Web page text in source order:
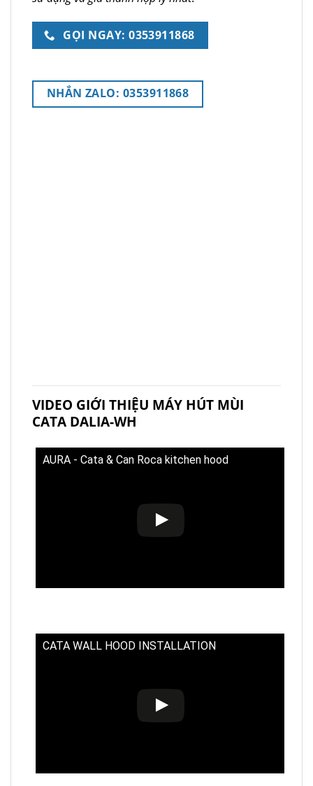
GỌI NGAY: 0353911868
NHẮN ZALO: 0353911868
VIDEO GIỚI THIỆU MÁY HÚT MÙI
CATA DALIA-WH
AURA - Cata & Can Roca kitchen hood
CATA WALL HOOD INSTALLATION